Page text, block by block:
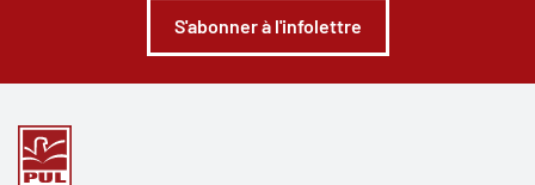
S'abonner à l'infolettre